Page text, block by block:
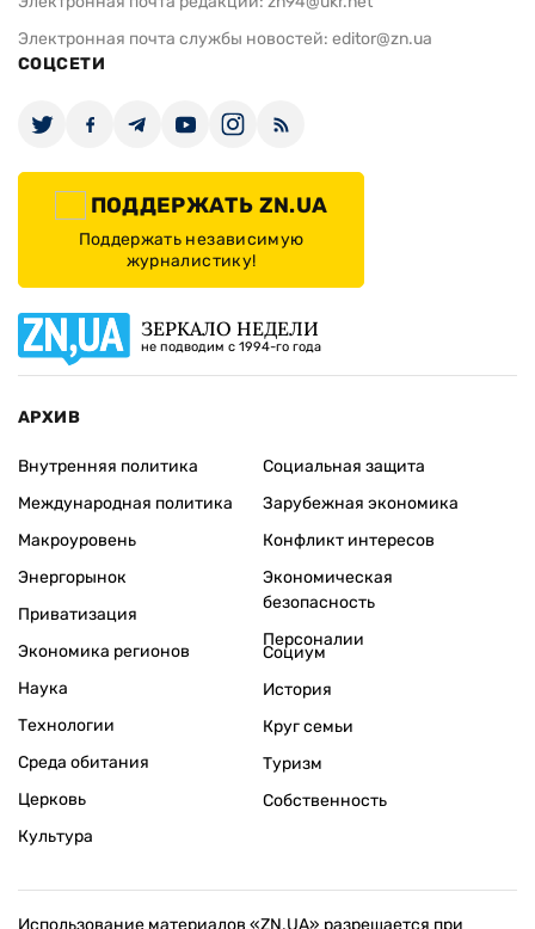
Электронная почта службы новостей: editor@zn.ua
СОЦСЕТИ
ПОДДЕРЖАТЬ ZN.UA
Поддержать независимую
журналистику!
ЗЕРКАЛО НЕДЕЛИ
не подводим с 1994-го года
АРХИВ
Внутренняя политика
Международная политика
Макроуровень
Энергорынок
Приватизация
Экономика регионов
Социальная защита
Зарубежная экономика
Конфликт интересов
Экономическая
безопасность
Персоналии
Наука
Технологии
Среда обитания
Церковь
Культура
Социум
История
Круг семьи
Туризм
Собственность